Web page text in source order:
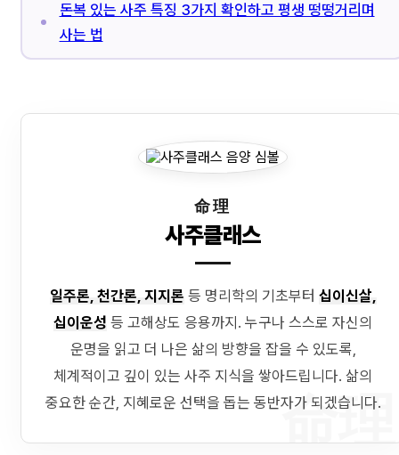
돈복 있는 사주 특징 3가지 확인하고 평생 떵떵거리며
사는 법
命理
命理
사주클래스
일주론, 천간론, 지지론 등 명리학의 기초부터 십이신살,
십이운성 등 고해상도 응용까지. 누구나 스스로 자신의
운명을 읽고 더 나은 삶의 방향을 잡을 수 있도록,
체계적이고 깊이 있는 사주 지식을 쌓아드립니다. 삶의
중요한 순간, 지혜로운 선택을 돕는 동반자가 되겠습니다.